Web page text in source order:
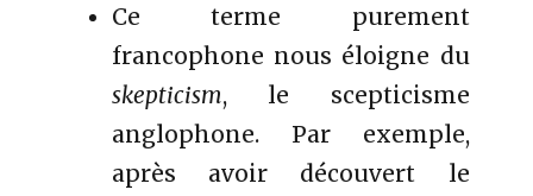
Ce terme purement
francophone nous éloigne du
skepticism, le scepticisme
anglophone. Par exemple,
après avoir découvert le